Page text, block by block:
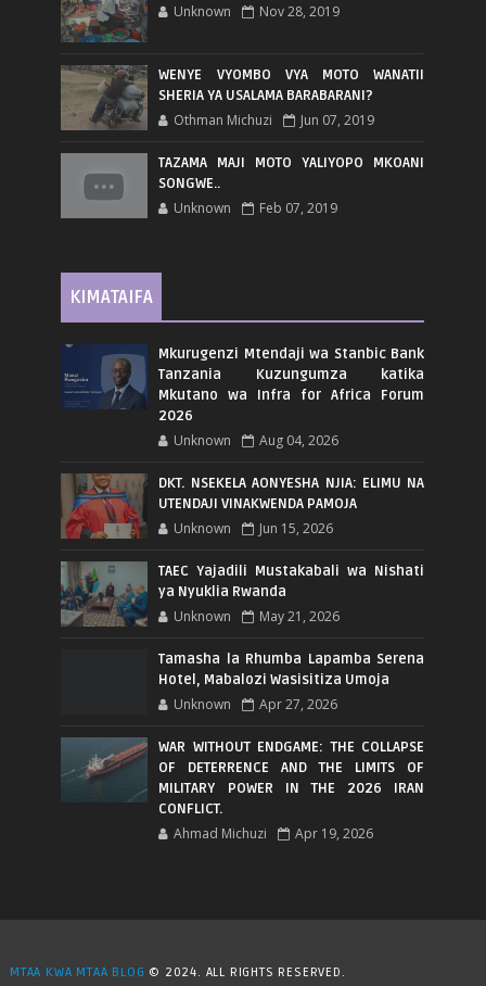
Unknown Nov 28, 2019
WENYE VYOMBO VYA MOTO WANATII
SHERIA YA USALAMA BARABARANI?
Othman Michuzi Jun 07, 2019
TAZAMA MAJI MOTO YALIYOPO MKOANI
SONGWE..
Unknown Feb 07, 2019
KIMATAIFA
Mkurugenzi Mtendaji wa Stanbic Bank
Tanzania Kuzungumza katika
Mkutano wa Infra for Africa Forum
2026
Unknown Aug 04, 2026
DKT. NSEKELA AONYESHA NJIA: ELIMU NA
UTENDAJI VINAKWENDA PAMOJA
Unknown Jun 15, 2026
TAEC Yajadili Mustakabali wa Nishati
ya Nyuklia Rwanda
Unknown May 21, 2026
Tamasha la Rhumba Lapamba Serena
Hotel, Mabalozi Wasisitiza Umoja
Unknown Apr 27, 2026
WAR WITHOUT ENDGAME: THE COLLAPSE
OF DETERRENCE AND THE LIMITS OF
MILITARY POWER IN THE 2026 IRAN
CONFLICT.
Ahmad Michuzi Apr 19, 2026
MTAA KWA MTAA BLOG © 2024. ALL RIGHTS RESERVED.